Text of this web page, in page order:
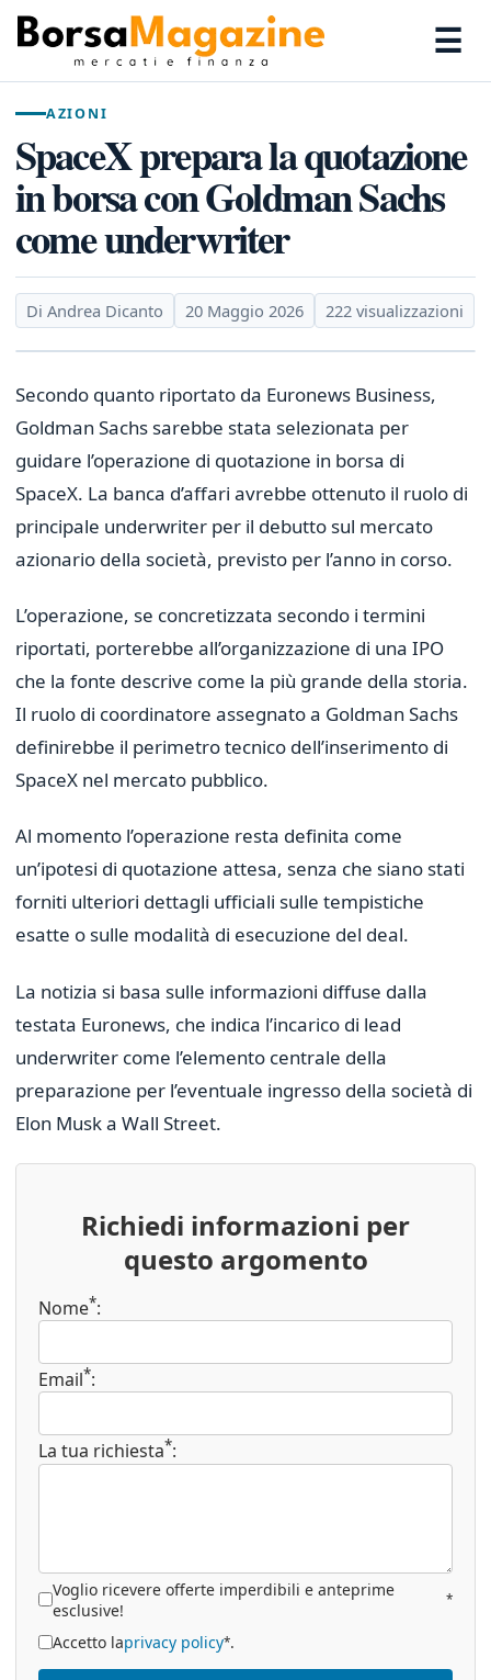
☰
AZIONI
SpaceX prepara la quotazione
in borsa con Goldman Sachs
come underwriter
Di Andrea Dicanto 20 Maggio 2026 222 visualizzazioni
Secondo quanto riportato da Euronews Business,
Goldman Sachs sarebbe stata selezionata per
guidare l’operazione di quotazione in borsa di
SpaceX. La banca d’affari avrebbe ottenuto il ruolo di
principale underwriter per il debutto sul mercato
azionario della società, previsto per l’anno in corso.
L’operazione, se concretizzata secondo i termini
riportati, porterebbe all’organizzazione di una IPO
che la fonte descrive come la più grande della storia.
Il ruolo di coordinatore assegnato a Goldman Sachs
definirebbe il perimetro tecnico dell’inserimento di
SpaceX nel mercato pubblico.
Al momento l’operazione resta definita come
un’ipotesi di quotazione attesa, senza che siano stati
forniti ulteriori dettagli ufficiali sulle tempistiche
esatte o sulle modalità di esecuzione del deal.
La notizia si basa sulle informazioni diffuse dalla
testata Euronews, che indica l’incarico di lead
underwriter come l’elemento centrale della
preparazione per l’eventuale ingresso della società di
Elon Musk a Wall Street.
Richiedi informazioni per
questo argomento
Nome*:
Email*:
La tua richiesta*:
Voglio ricevere offerte imperdibili e anteprime
esclusive!
*
Accetto laprivacy policy*.